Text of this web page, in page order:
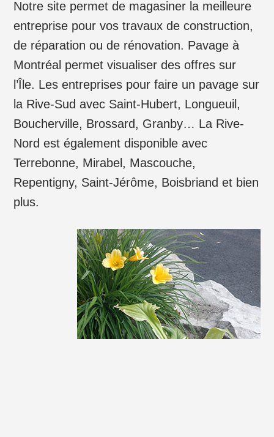
Notre site permet de magasiner la meilleure
entreprise pour vos travaux de construction,
de réparation ou de rénovation. Pavage à
Montréal permet visualiser des offres sur
l’Île. Les entreprises pour faire un pavage sur
la Rive-Sud avec Saint-Hubert, Longueuil,
Boucherville, Brossard, Granby… La Rive-
Nord est également disponible avec
Terrebonne, Mirabel, Mascouche,
Repentigny, Saint-Jérôme, Boisbriand et bien
plus.